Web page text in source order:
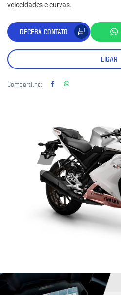
velocidades e curvas.
RECEBA CONTATO
LIGAR
Compartilhe: